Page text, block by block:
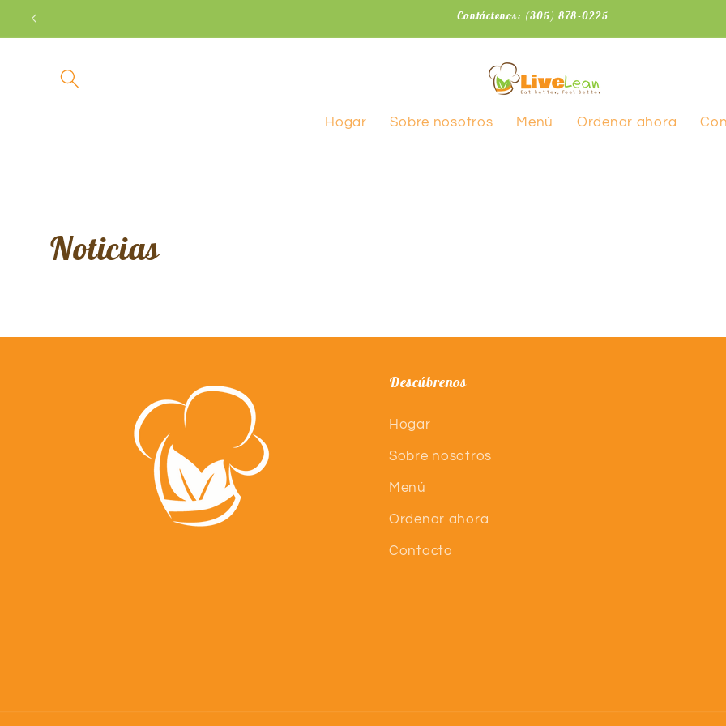
directamente
al contenido
Contáctenos: (305) 878-0225
Hogar Sobre nosotros Menú Ordenar ahora
Noticias
Descúbrenos
Hogar
Sobre nosotros
Menú
Ordenar ahora
Contacto